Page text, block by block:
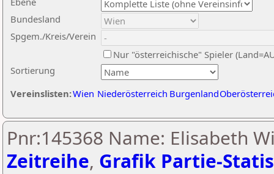
Sortierung
Bundesland
Spgem./Kreis/Verein
Nur "österreichische" Spieler
Vereinslisten:Wien Niederösterreich Burgenland
Pnr:145368 Name: Elisabeth
Zeitreihe, Grafik Partie-